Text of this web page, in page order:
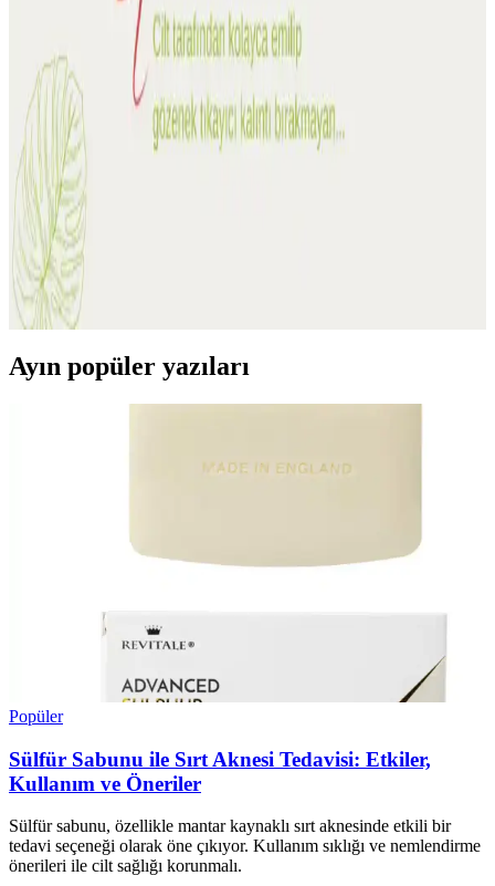
Bioxcin Forte Yoğun Bakım Şampuanı: Bitkisel,
Paraben İçermeyen Dökülme Karşıtı Formül
Bioxcin Forte Yoğun Bakım Şampuanı bitkisel formülle saç derisini
nazik temizler ve dökülmeyi azaltmayı hedefler. Paraben içermez,
300 ml ambalajlıdır; tüm saç tipleriyle uyumlu, hassas ciltlere uygun
güvenli bir bakım sağlar; vegan sertifikası yok.
Doğal İçerikli Kozmetik Ürünleri: Güvenilirlik ve
Kalitenin Simgesi
Doğal içerikli kozmetik ürünler, kimyasal maddeler yerine bitkisel
ve organik bileşenler kullanır, cilt ve saç sağlığını korur, güvenli ve
sürdürülebilir bir bakım sağlar.
Ayın popüler yazıları
Popüler
Sülfür Sabunu ile Sırt Aknesi Tedavisi: Etkiler,
Kullanım ve Öneriler
Sülfür sabunu, özellikle mantar kaynaklı sırt aknesinde etkili bir
tedavi seçeneği olarak öne çıkıyor. Kullanım sıklığı ve nemlendirme
önerileri ile cilt sağlığı korunmalı.